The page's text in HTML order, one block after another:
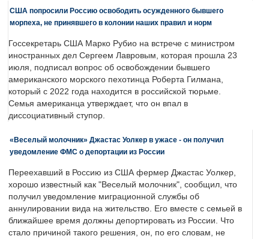
США попросили Россию освободить осужденного бывшего
морпеха, не принявшего в колонии наших правил и норм
Госсекретарь США Марко Рубио на встрече с министром
иностранных дел Сергеем Лавровым, которая прошла 23
июля, подписал вопрос об освобождении бывшего
американского морского пехотинца Роберта Гилмана,
который с 2022 года находится в российской тюрьме.
Семья американца утверждает, что он впал в
диссоциативный ступор.
«Веселый молочник» Джастас Уолкер в ужасе - он получил
уведомление ФМС о депортации из России
Переехавший в Россию из США фермер Джастас Уолкер,
хорошо известный как "Веселый молочник", сообщил, что
получил уведомление миграционной службы об
аннулировании вида на жительство. Его вместе с семьей в
ближайшее время должны депортировать из России. Что
стало причиной такого решения, он, по его словам, не